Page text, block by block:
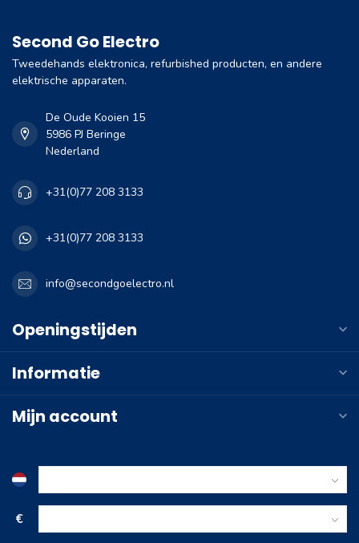
Second Go Electro
Tweedehands elektronica, refurbished producten, en andere
elektrische apparaten.
De Oude Kooien 15
5986 PJ Beringe
Nederland
+31(0)77 208 3133
+31(0)77 208 3133
info@secondgoelectro.nl
Openingstijden
Informatie
Mijn account
€